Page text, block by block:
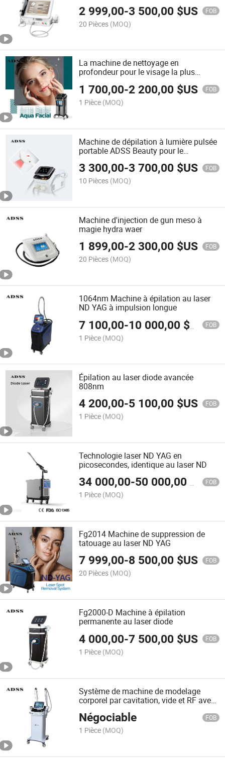
2 999,00-3 500,00 $US FOB
20 Pièces (MOQ)
La machine de nettoyage en
profondeur pour le visage la plus
1 700,00-2 200,00 $US FOB
1 Pièce (MOQ)
Machine de dépilation à lumière pulsée
portable ADSS Beauty pour le
3 300,00-3 700,00 $US FOB
10 Pièces (MOQ)
Machine d'injection de gun meso à
magie hydra waer
1 899,00-2 300,00 $US FOB
20 Pièces (MOQ)
1064nm Machine à épilation au laser
ND YAG à impulsion longue
7 100,00-10 000,00 $US FOB
1 Pièce (MOQ)
Épilation au laser diode avancée
808nm
4 200,00-5 100,00 $US FOB
1 Pièce (MOQ)
Technologie laser ND YAG en
picosecondes, identique au laser ND
34 000,00-50 000,00 FOB
1 Pièce (MOQ)
Fg2014 Machine de suppression de
tatouage au laser ND YAG
7 999,00-8 500,00 $US FOB
20 Pièces (MOQ)
Fg2000-D Machine à épilation
permanente au laser diode
4 000,00-7 500,00 $US FOB
1 Pièce (MOQ)
Système de machine de modelage
corporel par cavitation, vide et RF avec
Négociable FOB
1 Pièce (MOQ)